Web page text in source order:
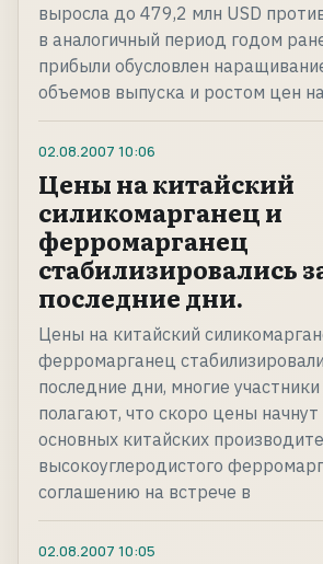
выросла до 479,2 млн USD
в аналогичный период годом
прибыли обусловлен
объемов выпуска и ростом цен
02.08.2007 10:06
Цены на китайский
силикомарганец и
ферромарганец
стабилизировались
последние дни.
Цены на китайский
ферромарганец
последние дни, многие
полагают, что скоро цены
основных китайских
высокоуглеродистого
соглашению на встрече в
02.08.2007 10:05